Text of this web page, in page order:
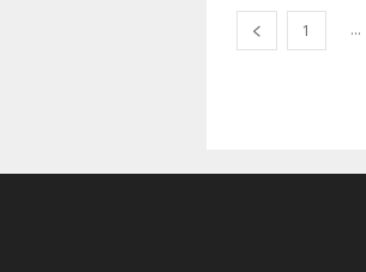
1 ...